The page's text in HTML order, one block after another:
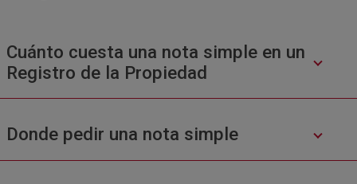
Cuánto cuesta una nota simple en un
Registro de la Propiedad
Donde pedir una nota simple